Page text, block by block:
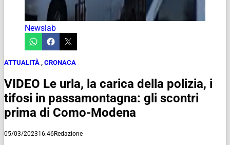
Newslab
ATTUALITÀ , CRONACA
VIDEO Le urla, la carica della polizia, i
tifosi in passamontagna: gli scontri
prima di Como-Modena
05/03/202316:46Redazione